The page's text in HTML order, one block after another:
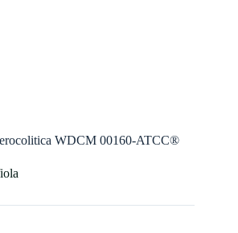
WDCM 00160-ATCC®